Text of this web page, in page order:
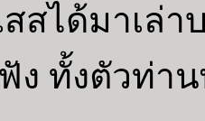
สได้มาเล่
ง ทั้งตัวท่า